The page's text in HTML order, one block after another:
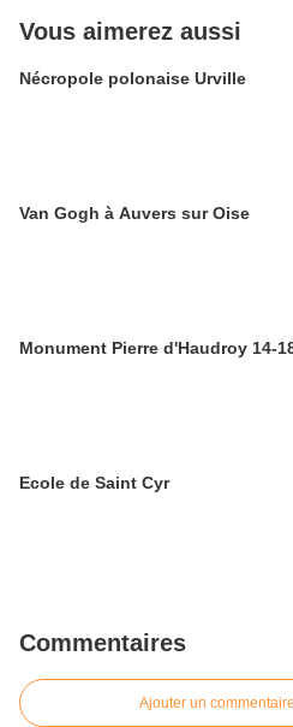
Vous aimerez aussi
Nécropole polonaise Urville
Van Gogh à Auvers sur Oise
Monument Pierre d'Haudroy 14-
Ecole de Saint Cyr
Commentaires
Ajouter un commentaire